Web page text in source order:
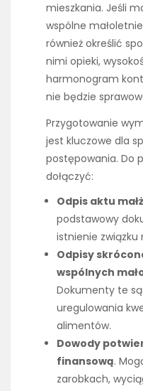
mieszkania. Jeśli
wspólne
również określić
nimi opieki,
harmonogram
nie będzie
Przygotowanie
jest kluczowe dla
postępowania. Do
dołączyć:
Odpis aktu
podstawowy
istnienie związku
Odpisy
wspólnych
Dokumenty te
uregulowania
alimentów.
Dowody
finansową.
zarobkach,